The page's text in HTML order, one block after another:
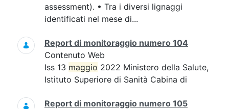
assessment). • Tra i diversi lignaggi
identificati nel mese di...
Report di monitoraggio numero 104
Contenuto Web
Iss 13 maggio 2022 Ministero della Salute,
Istituto Superiore di Sanità Cabina di
Report di monitoraggio numero 105